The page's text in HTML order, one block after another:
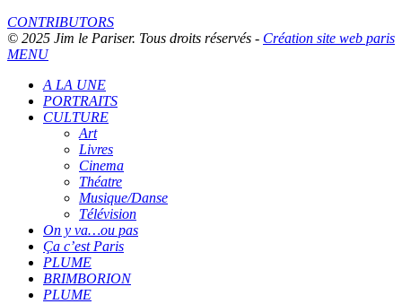
CONTRIBUTORS
© 2025 Jim le Pariser. Tous droits réservés - Création site web paris
MENU
A LA UNE
PORTRAITS
CULTURE
Art
Livres
Cinema
Théatre
Musique/Danse
Télévision
On y va…ou pas
Ça c’est Paris
PLUME
BRIMBORION
PLUME